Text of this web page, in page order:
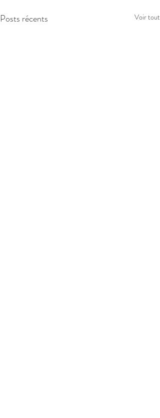
Posts récents Voir tout